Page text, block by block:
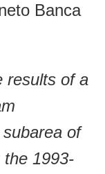
Banca
results of a
of
the 1993-